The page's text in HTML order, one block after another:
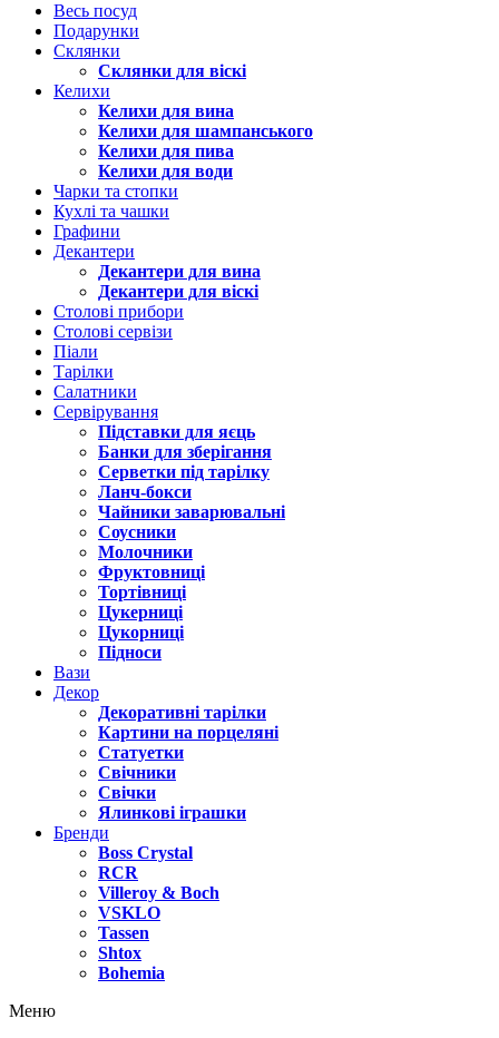
Весь посуд
Подарунки
Склянки
Склянки для віскі
Келихи
Келихи для вина
Келихи для шампанського
Келихи для пива
Келихи для води
Чарки та стопки
Кухлі та чашки
Графини
Декантери
Декантери для вина
Декантери для віскі
Столові прибори
Столові сервізи
Піали
Тарілки
Салатники
Сервірування
Підставки для яєць
Банки для зберігання
Серветки під тарілку
Ланч-бокси
Чайники заварювальні
Соусники
Молочники
Фруктовниці
Тортівниці
Цукерниці
Цукорниці
Підноси
Вази
Декор
Декоративні тарілки
Картини на порцеляні
Статуетки
Свічники
Свічки
Ялинкові іграшки
Бренди
Boss Crystal
RCR
Villeroy & Boch
VSKLO
Tassen
Shtox
Bohemia
Меню